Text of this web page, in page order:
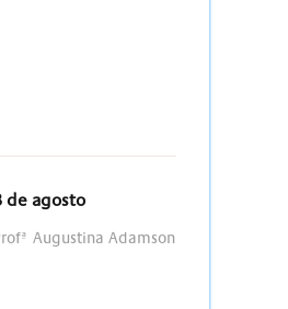
de agosto
Augustina Adamson